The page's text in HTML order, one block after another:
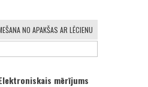
NO APAKŠAS AR LĒCIENU
mērījums